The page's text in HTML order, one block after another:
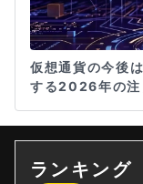
仮想通貨の今後
する2026年の注
ランキング